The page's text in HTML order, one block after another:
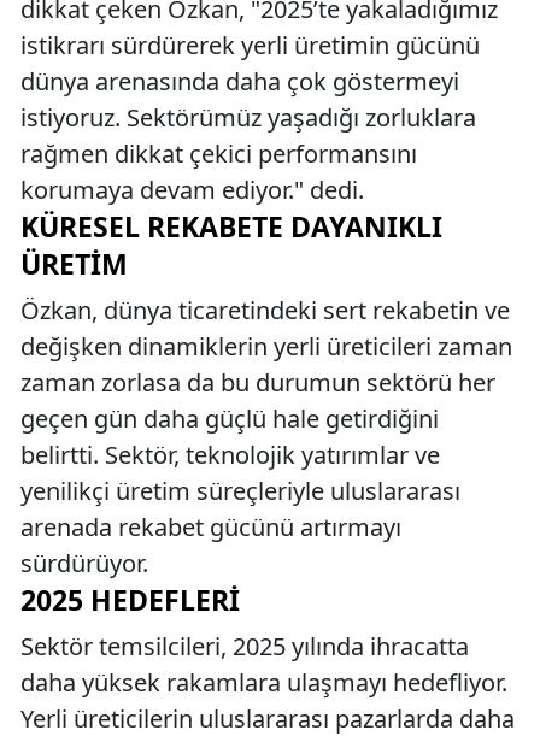
dikkat çeken Özkan, "2025’te yakaladığımız
istikrarı sürdürerek yerli üretimin gücünü
dünya arenasında daha çok göstermeyi
istiyoruz. Sektörümüz yaşadığı zorluklara
rağmen dikkat çekici performansını
korumaya devam ediyor." dedi.
KÜRESEL REKABETE DAYANIKLI
ÜRETIM
Özkan, dünya ticaretindeki sert rekabetin ve
değişken dinamiklerin yerli üreticileri zaman
zaman zorlasa da bu durumun sektörü her
geçen gün daha güçlü hale getirdiğini
belirtti. Sektör, teknolojik yatırımlar ve
yenilikçi üretim süreçleriyle uluslararası
arenada rekabet gücünü artırmayı
sürdürüyor.
2025 HEDEFLERI
Sektör temsilcileri, 2025 yılında ihracatta
daha yüksek rakamlara ulaşmayı hedefliyor.
Yerli üreticilerin uluslararası pazarlarda daha